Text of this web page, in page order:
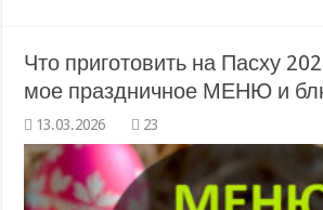
Что приготовить на Пасху
мое праздничное МЕНЮ и
23